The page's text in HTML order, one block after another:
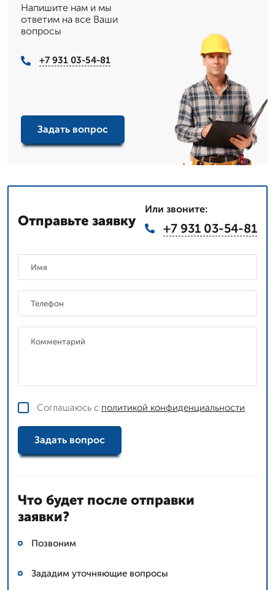
Напишите нам и мы
ответим на все Ваши
вопросы
+7 931 03-54-81
Задать вопрос
Отправьте заявку
Или звоните:
+7 931 03-54-81
Соглашаюсь с политикой конфиденциальности
Задать вопрос
Что будет после отправки
заявки?
Позвоним
Зададим уточняющие вопросы